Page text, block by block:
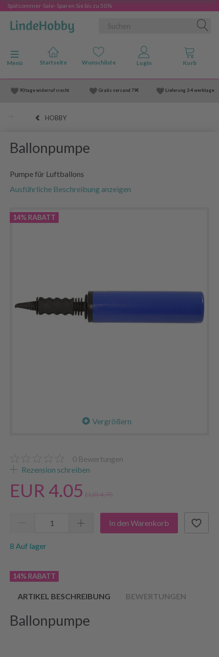
Spätsommer-Sale- Sparen Sie bis zu 50%
Anzeige ändern
Menü
90 tage widerruf srecht Gratis versand 79€ Lieferung 2-4 werktage
HOBBY
Ballonpumpe
Pumpe für Luftballons
Ausführliche Beschreibung anzeigen
14% RABATT
Vergrößern
0 Bewertungen
Rezension schreiben
EUR 4.05 EUR 4.75
In den Warenkorb
8 Auf lager
14% RABATT
ARTIKEL BESCHREIBUNG BEWERTUNGEN
Ballonpumpe